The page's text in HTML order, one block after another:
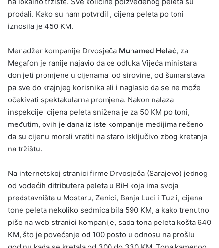
prodali. Kako su nam potvrdili, cijena peleta po toni
iznosila je 450 KM.
Menadžer kompanije Drvosječa Muhamed Helać, za
Megafon je ranije najavio da će odluka Vijeća ministara
donijeti promjene u cijenama, od sirovine, od šumarstava
pa sve do krajnjeg korisnika ali i naglasio da se ne može
očekivati spektakularna promjena. Nakon nalaza
inspekcije, cijena peleta snižena je za 50 KM po toni,
međutim, ovih je dana iz iste kompanije medijima rečeno
da su cijenu morali vratiti na staro isključivo zbog kretanja
na tržištu.
Na internetskoj stranici firme Drvosječa (Sarajevo) jednog
od vodećih ditributera peleta u BiH koja ima svoja
predstavništa u Mostaru, Zenici, Banja Luci i Tuzli, cijena
tone peleta nekoliko sedmica bila 590 KM, a kako trenutno
piše na web stranici kompanije, sada tona peleta košta 640
KM, što je povećanje od 100 posto u odnosu na prošlu